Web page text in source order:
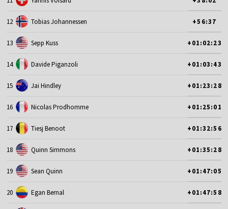
12 Tobias Johannessen +56:37
13 Sepp Kuss +01:02:23
14 Davide Piganzoli +01:03:43
15 Jai Hindley +01:23:28
16 Nicolas Prodhomme +01:25:01
17 Tiesj Benoot +01:32:56
18 Quinn Simmons +01:35:28
19 Sean Quinn +01:47:05
20 Egan Bernal +01:47:58